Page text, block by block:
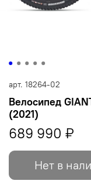
арт. 18264-02
Велосипед
(2021)
689 990 ₽
Нет в